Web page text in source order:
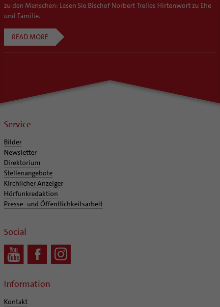
zu den Menschen: Lesen Sie Bischof Norbert Trelles Hirtenwort zu Ehe
und Familie.
READ MORE
Service
Bilder
Newsletter
Direktorium
Stellenangebote
Kirchlicher Anzeiger
Hörfunkredaktion
Presse- und Öffentlichkeitsarbeit
Social
Information
Kontakt